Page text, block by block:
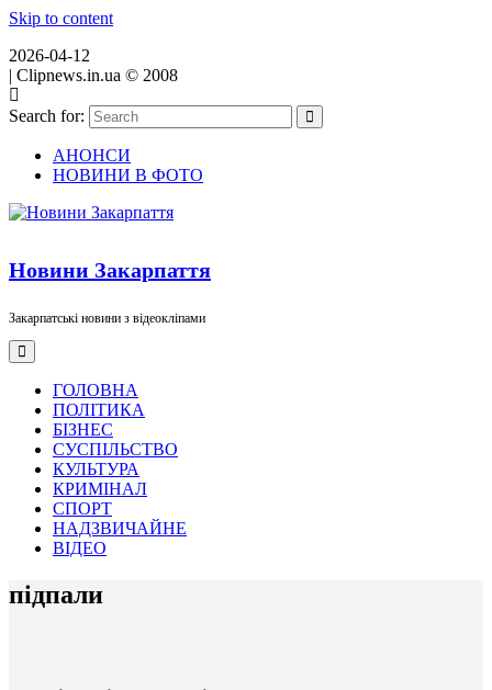
Skip to content
2026-04-12
| Clipnews.in.ua © 2008
Search for:
АНОНСИ
НОВИНИ В ФОТО
Новини Закарпаття
Закарпатські новини з відеокліпами
ГОЛОВНА
ПОЛІТИКА
БІЗНЕС
СУСПІЛЬСТВО
КУЛЬТУРА
КРИМІНАЛ
СПОРТ
НАДЗВИЧАЙНЕ
ВІДЕО
підпали